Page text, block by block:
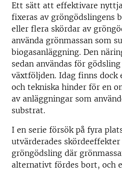
Ett sätt att effektivare
fixeras av gröngödslingens
eller flera skördar av
använda grönmassan som
biogasanläggning. Den
sedan användas för
växtföljden. Idag finns dock
och tekniska hinder för en
av anläggningar som
substrat.
I en serie försök på fyra
utvärderades
gröngödsling där
alternativt fördes bort, och